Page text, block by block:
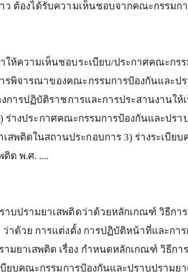
ว ต้องได้รับความเห็นชอบจากคณะกรรมก
ให้ความเห็นชอบระเบียบ/ประกาศคณะกร
รพิจารณาของคณะกรรมการป้องกันและป
การปฏิบัติราชการและการประสานงานใ
ร่างประกาศคณะกรรมการป้องกันและปรา
สพติดในสถานประกอบการ3) ร่างระเบีย
ติด พ.ศ. ....
าบปรามยาเสพติดว่าด้วยหลักเกณฑ์ วิธีการ
ว่าด้วย การแต่งตั้ง การปฏิบัติหน้าที่และกา
มยาเสพติด เรื่อง กำหนดหลักเกณฑ์ วิธีกา
บียบคณะกรรมการป้องกันและปราบปรามย